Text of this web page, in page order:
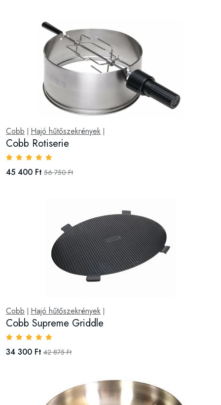
Cobb Hajó hűtőszekrények
Cobb Rotiserie
45 400 Ft 56 750 Ft
Cobb Hajó hűtőszekrények
Cobb Supreme Griddle
34 300 Ft 42 875 Ft